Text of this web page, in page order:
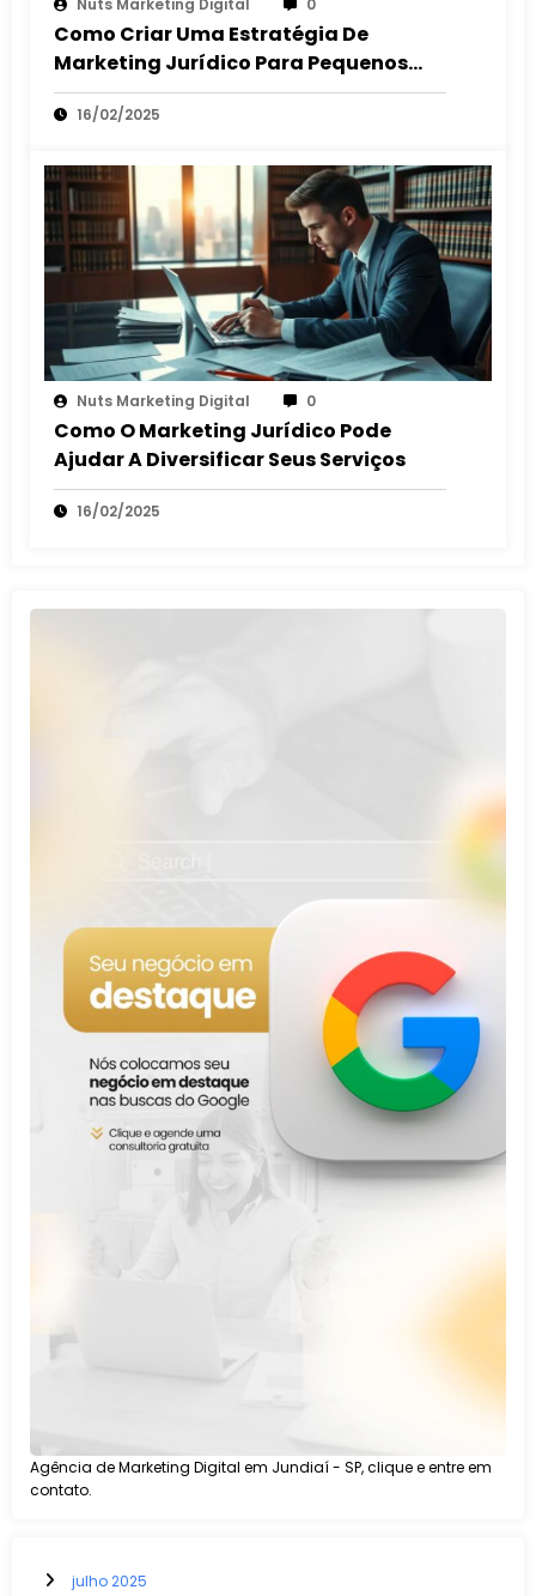
Como Criar Uma Estratégia De
Marketing Jurídico Para Pequenos
Escritórios
16/02/2025
Nuts Marketing Digital 0
Como O Marketing Jurídico Pode
Ajudar A Diversificar Seus Serviços
16/02/2025
Agência de Marketing Digital em Jundiaí - SP, clique e entre em
contato.
julho 2025